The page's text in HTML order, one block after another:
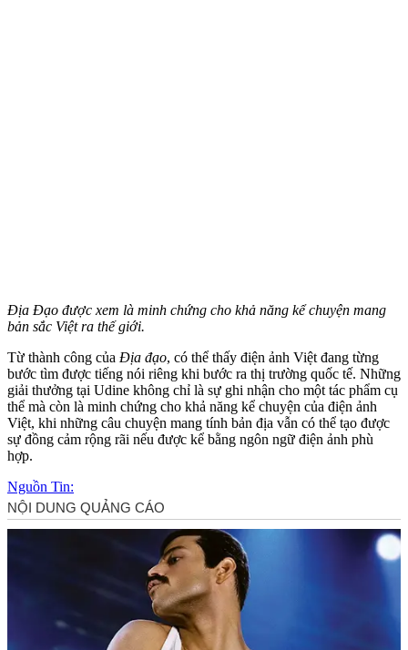
Địa Đạo được xem là minh chứng cho khả năng kể chuyện mang
bản sắc Việt ra thế giới.
Từ thành công của Địa đạo, có thể thấy điện ảnh Việt đang từng
bước tìm được tiếng nói riêng khi bước ra thị trường quốc tế. Những
giải thưởng tại Udine không chỉ là sự ghi nhận cho một tác phẩm cụ
thể mà còn là minh chứng cho khả năng kể chuyện của điện ảnh
Việt, khi những câu chuyện mang tính bản địa vẫn có thể tạo được
sự đồng cảm rộng rãi nếu được kể bằng ngôn ngữ điện ảnh phù
hợp.
Nguồn Tin: